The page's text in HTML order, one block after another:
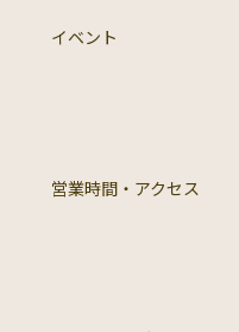
イベント
営業時間・アクセス